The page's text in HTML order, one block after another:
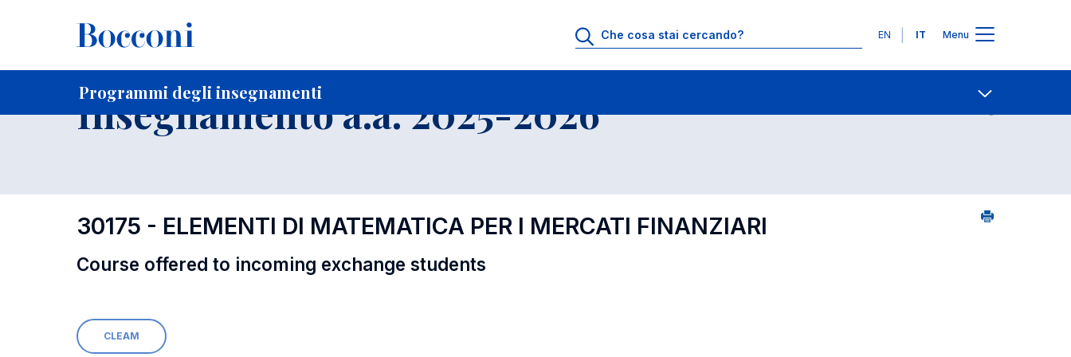
Lingue
EN IT Menu
Programmi degli insegnamenti
Home Per studenti iscritti Educational Offer - Incoming exchange students Contatti
Insegnamento a.a. 2025-2026
30175 - ELEMENTI DI MATEMATICA PER I MERCATI FINANZIARI
Course offered to incoming exchange students
CLEAM